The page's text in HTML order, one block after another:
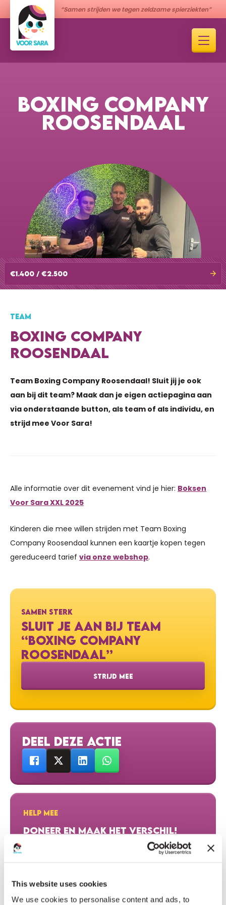
This website uses cookies
We use cookies to personalise content and ads, to
“Samen strijden we tegen zeldzame spierziekten”
BOXING COMPANY
ROOSENDAAL
€1.400 / €2.500
TEAM
BOXING COMPANY
ROOSENDAAL
Team Boxing Company Roosendaal! Sluit jij je ook
aan bij dit team? Maak dan je eigen actiepagina aan
via onderstaande button, als team of als individu, en
strijd mee Voor Sara!
Alle informatie over dit evenement vind je hier: Boksen
Voor Sara XXL 2025
Kinderen die mee willen strijden met Team Boxing
Company Roosendaal kunnen een kaartje kopen tegen
gereduceerd tarief via onze webshop.
SAMEN STERK
SLUIT JE AAN BIJ TEAM
“BOXING COMPANY
ROOSENDAAL”
STRIJD MEE
DEEL DEZE ACTIE
HELP MEE
DONEER EN MAAK HET VERSCHIL!